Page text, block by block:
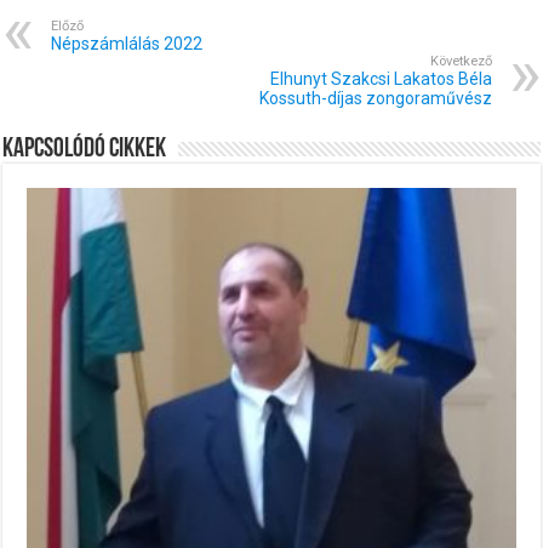
Előző
Népszámlálás 2022
Következő
Elhunyt Szakcsi Lakatos Béla
Kossuth-díjas zongoraművész
Kapcsolódó cikkek